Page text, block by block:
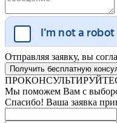
Отправляя заявку, вы
Мы поможем Вам с
Спасибо! Ваша заявка